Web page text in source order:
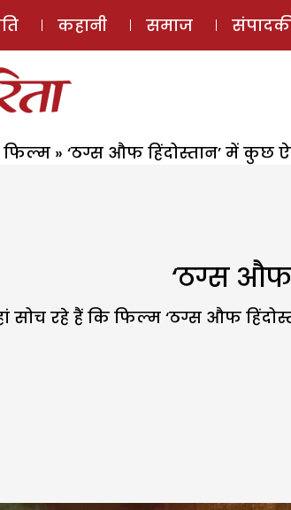
कहानी समाज
फिल्म » ‘ठग्स औफ हिंदोस्तान’ में कुछ
‘ठग्स औफ
सोच रहे हैं कि फिल्म ‘ठग्स औफ